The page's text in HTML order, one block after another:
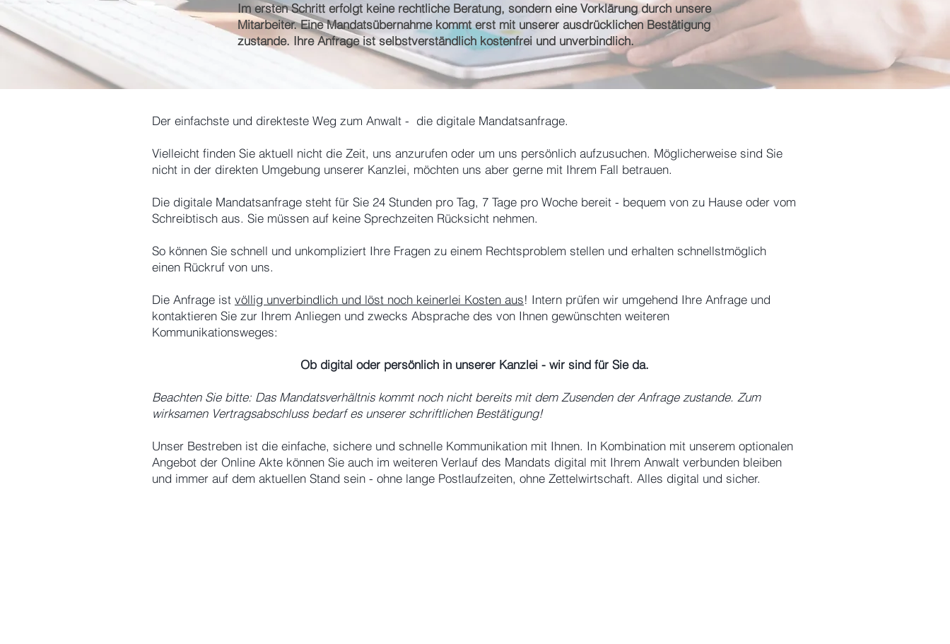
Im ersten Schritt erfolgt keine rechtliche Beratung, sondern eine Vorklärung durch unsere
Mitarbeiter. Eine Mandatsübernahme kommt erst mit unserer ausdrücklichen Bestätigung
zustande. Ihre Anfrage ist selbstverständlich kostenfrei und unverbindlich.
Der einfachste und direkteste Weg zum Anwalt - die digitale Mandatsanfrage.
Vielleicht finden Sie aktuell nicht die Zeit, uns anzurufen oder um uns persönlich aufzusuchen. Möglicherweise sind Sie
nicht in der direkten Umgebung unserer Kanzlei, möchten uns aber gerne mit Ihrem Fall betrauen.
Die digitale Mandatsanfrage steht für Sie 24 Stunden pro Tag, 7 Tage pro Woche bereit - bequem von zu Hause oder vom
Schreibtisch aus. Sie müssen auf keine Sprechzeiten Rücksicht nehmen.
So können Sie schnell und unkompliziert Ihre Fragen zu einem Rechtsproblem stellen und erhalten schnellstmöglich
einen Rückruf von uns.
Die Anfrage ist völlig unverbindlich und löst noch keinerlei Kosten aus! Intern prüfen wir umgehend Ihre Anfrage und
kontaktieren Sie zur Ihrem Anliegen und zwecks Absprache des von Ihnen gewünschten weiteren
Kommunikationsweges:
Ob digital oder persönlich in unserer Kanzlei - wir sind für Sie da.
Beachten Sie bitte: Das Mandatsverhältnis kommt noch nicht bereits mit dem Zusenden der Anfrage zustande. Zum
wirksamen Vertragsabschluss bedarf es unserer schriftlichen Bestätigung!
Unser Bestreben ist die einfache, sichere und schnelle Kommunikation mit Ihnen. In Kombination mit unserem optionalen
Angebot der Online Akte können Sie auch im weiteren Verlauf des Mandats digital mit Ihrem Anwalt verbunden bleiben
und immer auf dem aktuellen Stand sein - ohne lange Postlaufzeiten, ohne Zettelwirtschaft. Alles digital und sicher.